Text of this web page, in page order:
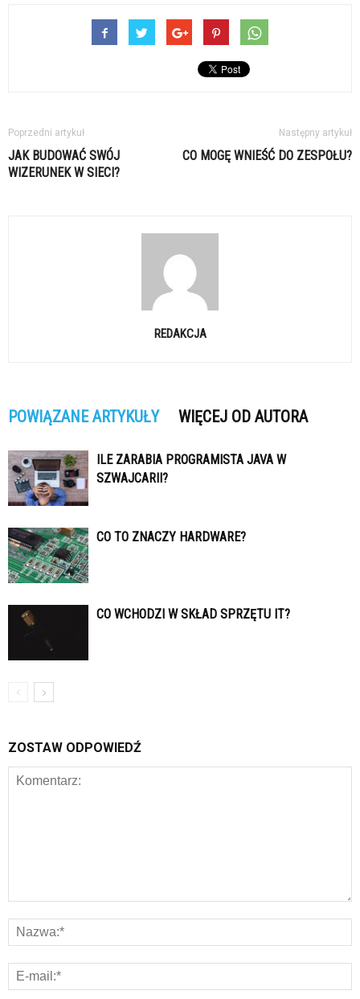
Poprzedni artykuł
JAK BUDOWAĆ SWÓJ
WIZERUNEK W SIECI?
Następny artykuł
CO MOGĘ WNIEŚĆ DO ZESPOŁU?
REDAKCJA
POWIĄZANE ARTYKUŁY WIĘCEJ OD AUTORA
ILE ZARABIA PROGRAMISTA JAVA W
SZWAJCARII?
CO TO ZNACZY HARDWARE?
CO WCHODZI W SKŁAD SPRZĘTU IT?
ZOSTAW ODPOWIEDŹ